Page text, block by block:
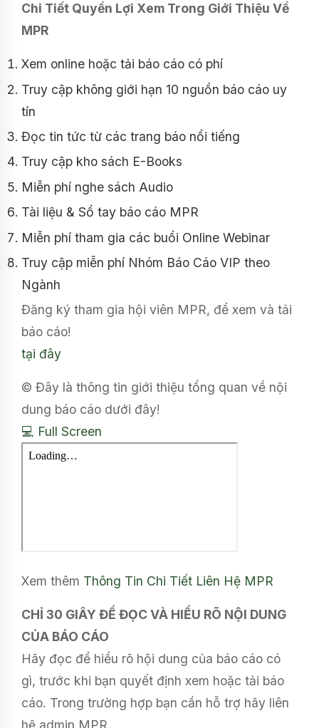
Chi Tiết Quyền Lợi Xem Trong Giới Thiệu Về
MPR
Xem online hoặc tải báo cáo có phí
Truy cập không giới hạn 10 nguồn báo cáo uy
tín
Đọc tin tức từ các trang báo nổi tiếng
Truy cập kho sách E-Books
Miễn phí nghe sách Audio
Tài liệu & Sổ tay báo cáo MPR
Miễn phí tham gia các buổi Online Webinar
Truy cập miễn phí Nhóm Báo Cáo VIP theo
Ngành
Đăng ký tham gia hội viên MPR, để xem và tải
báo cáo!
tại đây
© Đây là thông tin giới thiệu tổng quan về nội
dung báo cáo dưới đây!
💻 Full Screen
Xem thêm Thông Tin Chi Tiết Liên Hệ MPR
CHỈ 30 GIÂY ĐỂ ĐỌC VÀ HIỂU RÕ NỘI DUNG
CỦA BÁO CÁO
Hãy đọc để hiểu rõ hội dung của báo cáo có
gì, trước khi bạn quyết định xem hoặc tải báo
cáo. Trong trường hợp bạn cần hỗ trợ hãy liên